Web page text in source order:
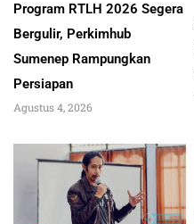
Program RTLH 2026 Segera
Bergulir, Perkimhub
Sumenep Rampungkan
Persiapan
Agustus 4, 2026